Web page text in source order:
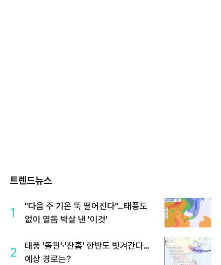
트렌드뉴스
1
"다음 주 기온 뚝 떨어진다"…태풍도
없이 열돔 박살 낸 '이것'
2
태풍 '돌핀'·'찬홈' 한반도 빗겨간다…
예상 경로는?